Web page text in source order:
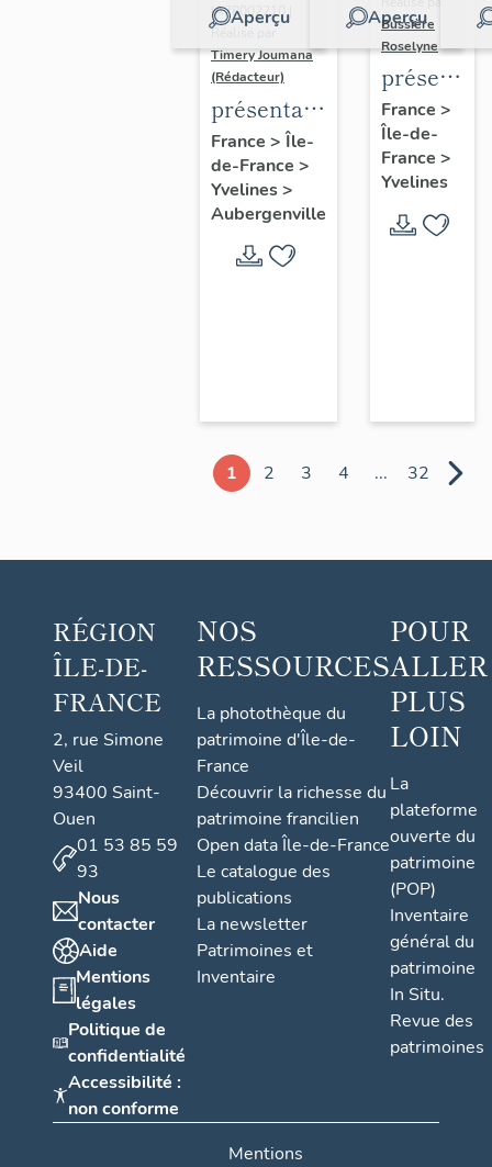
Aperçu
IA78002210 |
Réalisé par
Timery Joumana
(Rédacteur)
présentation
de l'étude
d'Elisabethville
France > Île-
de-France >
Yvelines>
Aubergenville
Aperçu
Bussière
Roselyne
du
diagnostic
et
France >
Île-de-
France >
Yvelines
1 2 3 4 ... 32
RÉGION
ÎLE-DE-
FRANCE
2, rue Simone
Veil
93400 Saint-
Ouen
01 53 85 59
93
Nous
contacter
Aide
Mentions
légales
Politique de
confidentialité
Accessibilité :
non conforme
NOS
RESSOURCES
La photothèque du
patrimoine d'Île-de-
France
Découvrir la richesse du
patrimoine francilien
Open data Île-de-France
Le catalogue des
publications
La newsletter
Patrimoines et
Inventaire
POUR
ALLER
PLUS
LOIN
La
plateforme
ouverte du
patrimoine
(POP)
Inventaire
général du
patrimoine
In Situ.
Revue des
patrimoines
Mentions